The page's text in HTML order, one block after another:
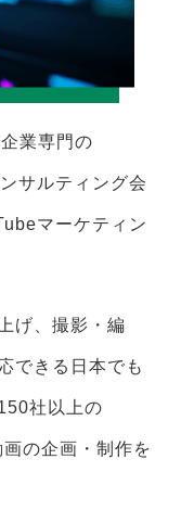
業専門の
サルティング会
マーケティン
げ、撮影・編
できる日本でも
社以上の
の企画・制作を